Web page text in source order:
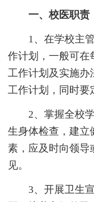
一、校医职责
1、在学校主管
作计划，一般可在
工作计划及实施办
工作计划，同时要
2、掌握全校学
生身体检查，建立
素，应及时向领导
见。
3、开展卫生宣